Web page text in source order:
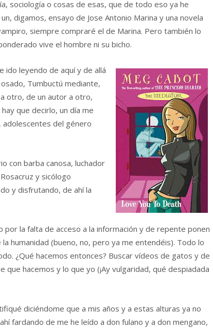
sociología o cosas de esas, que de todo eso ya he
digamos, ensayo de Jose Antonio Marina y una novela
siempre compraré el de Marina. Pero también lo
vive el hombre ni su bicho.
ido leyendo de aquí y de allá
Tumbuctú mediante,
otro, de un autor a otro,
que decirlo, un día me
adolescentes del género
con barba canosa, luchador
y sicólogo
y disfrutando, de ahí la
por la falta de acceso a la información y de repente ponen
humanidad (bueno, no, pero ya me entendéis). Todo lo
¿Qué hacemos entonces? Buscar vídeos de gatos y de
hacemos y lo que yo (¡Ay vulgaridad, qué despiadada
diciéndome que a mis años y a estas alturas ya no
fardando de me he leído a don fulano y a don mengano,